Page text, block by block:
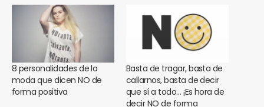
8 personalidades de la
moda que dicen NO de
forma positiva
Basta de tragar, basta de
callarnos, basta de decir
que sí a todo… ¡Es hora de
decir NO de forma